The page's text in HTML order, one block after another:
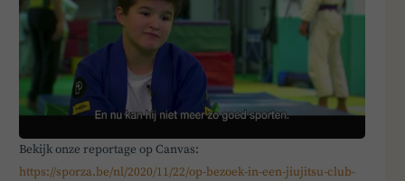
Bekijk onze reportage op Canvas:
https://sporza.be/nl/2020/11/22/op-bezoek-in-een-jiujitsu-club-